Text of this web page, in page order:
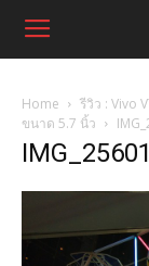
Home
รีวิว : Vivo
ขนาด 5.7 นิ้ว